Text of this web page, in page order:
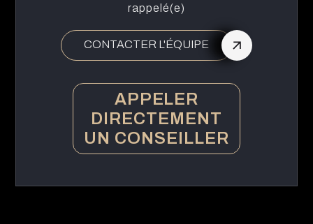
rappelé(e)
CONTACTER L'ÉQUIPE
APPELER
DIRECTEMENT
UN CONSEILLER